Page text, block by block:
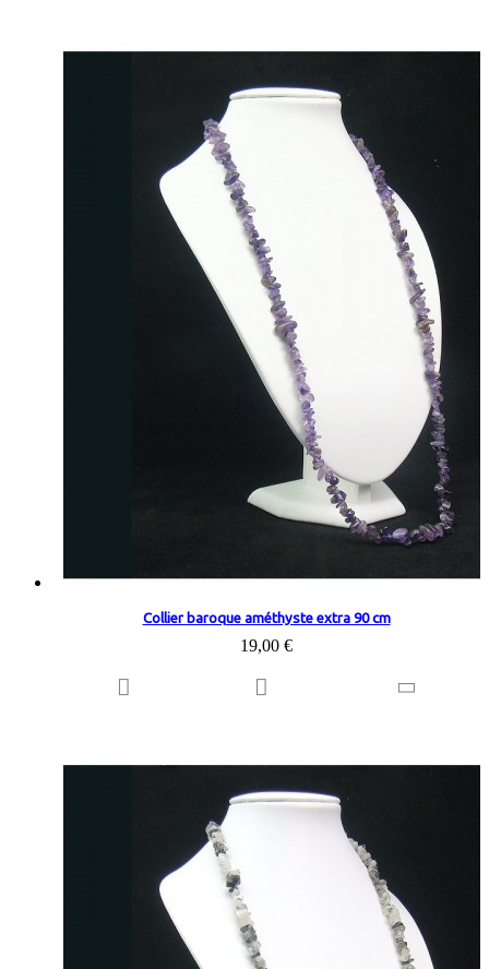
Collier baroque améthyste extra 90 cm
19,00 €